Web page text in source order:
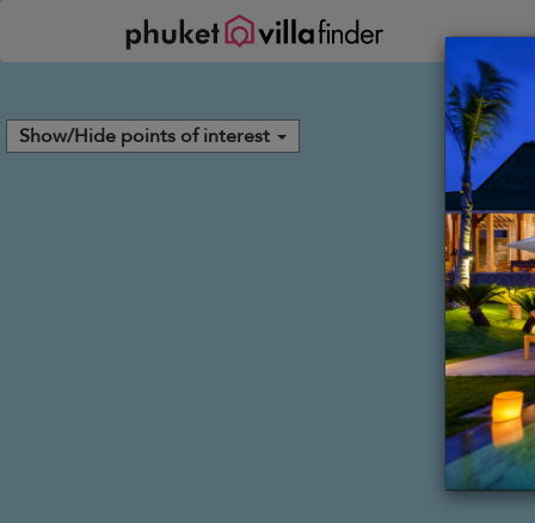
Show/Hide points of interest
Panel de gestión de cookies